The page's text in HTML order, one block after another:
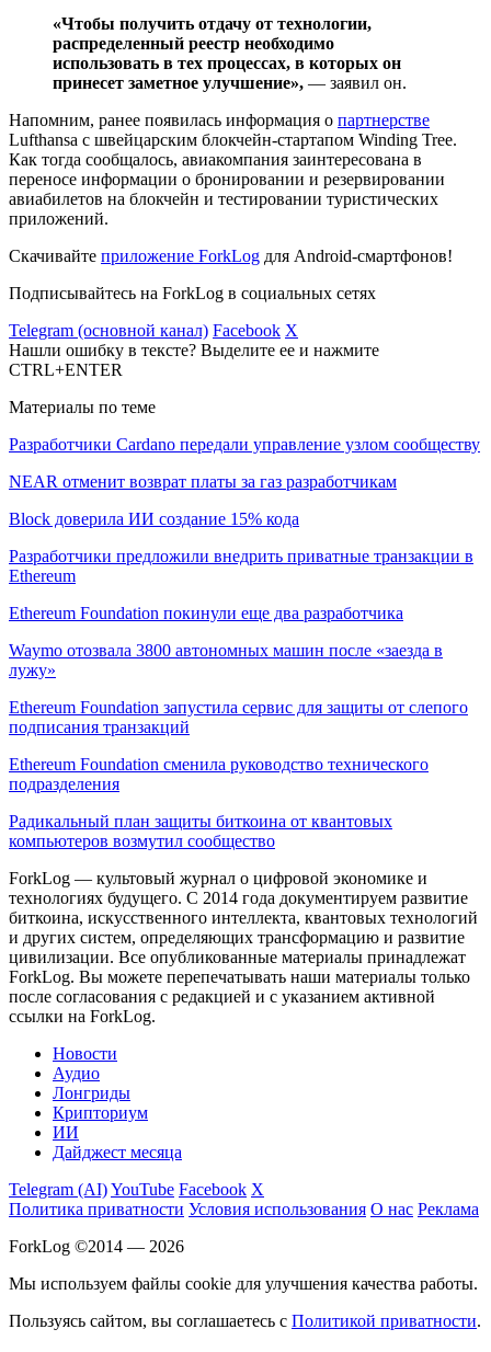
«Чтобы получить отдачу от технологии,
распределенный реестр необходимо
использовать в тех процессах, в которых он
принесет заметное улучшение», — заявил он.
Напомним, ранее появилась информация о партнерстве
Lufthansa с швейцарским блокчейн-стартапом Winding Tree.
Как тогда сообщалось, авиакомпания заинтересована в
переносе информации о бронировании и резервировании
авиабилетов на блокчейн и тестировании туристических
приложений.
Скачивайте приложение ForkLog для Android-смартфонов!
Подписывайтесь на ForkLog в социальных сетях
Telegram (основной канал) Facebook X
Нашли ошибку в тексте? Выделите ее и нажмите
CTRL+ENTER
Материалы по теме
Разработчики Cardano передали управление узлом сообществу
NEAR отменит возврат платы за газ разработчикам
Block доверила ИИ создание 15% кода
Разработчики предложили внедрить приватные транзакции в
Ethereum
Ethereum Foundation покинули еще два разработчика
Waymo отозвала 3800 автономных машин после «заезда в
лужу»
Ethereum Foundation запустила сервис для защиты от слепого
подписания транзакций
Ethereum Foundation сменила руководство технического
подразделения
Радикальный план защиты биткоина от квантовых
компьютеров возмутил сообщество
ForkLog — культовый журнал о цифровой экономике и
технологиях будущего. С 2014 года документируем развитие
биткоина, искусственного интеллекта, квантовых технологий
и других систем, определяющих трансформацию и развитие
цивилизации. Все опубликованные материалы принадлежат
ForkLog. Вы можете перепечатывать наши материалы только
после согласования с редакцией и с указанием активной
ссылки на ForkLog.
Новости
Аудио
Лонгриды
Крипториум
ИИ
Дайджест месяца
Telegram (AI)YouTube Facebook X
Политика приватности Условия использования О нас Реклама
ForkLog ©2014 — 2026
Мы используем файлы cookie для улучшения качества работы.
Пользуясь сайтом, вы соглашаетесь с Политикой приватности.